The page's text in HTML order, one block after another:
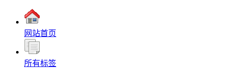
网站首页
所有标签